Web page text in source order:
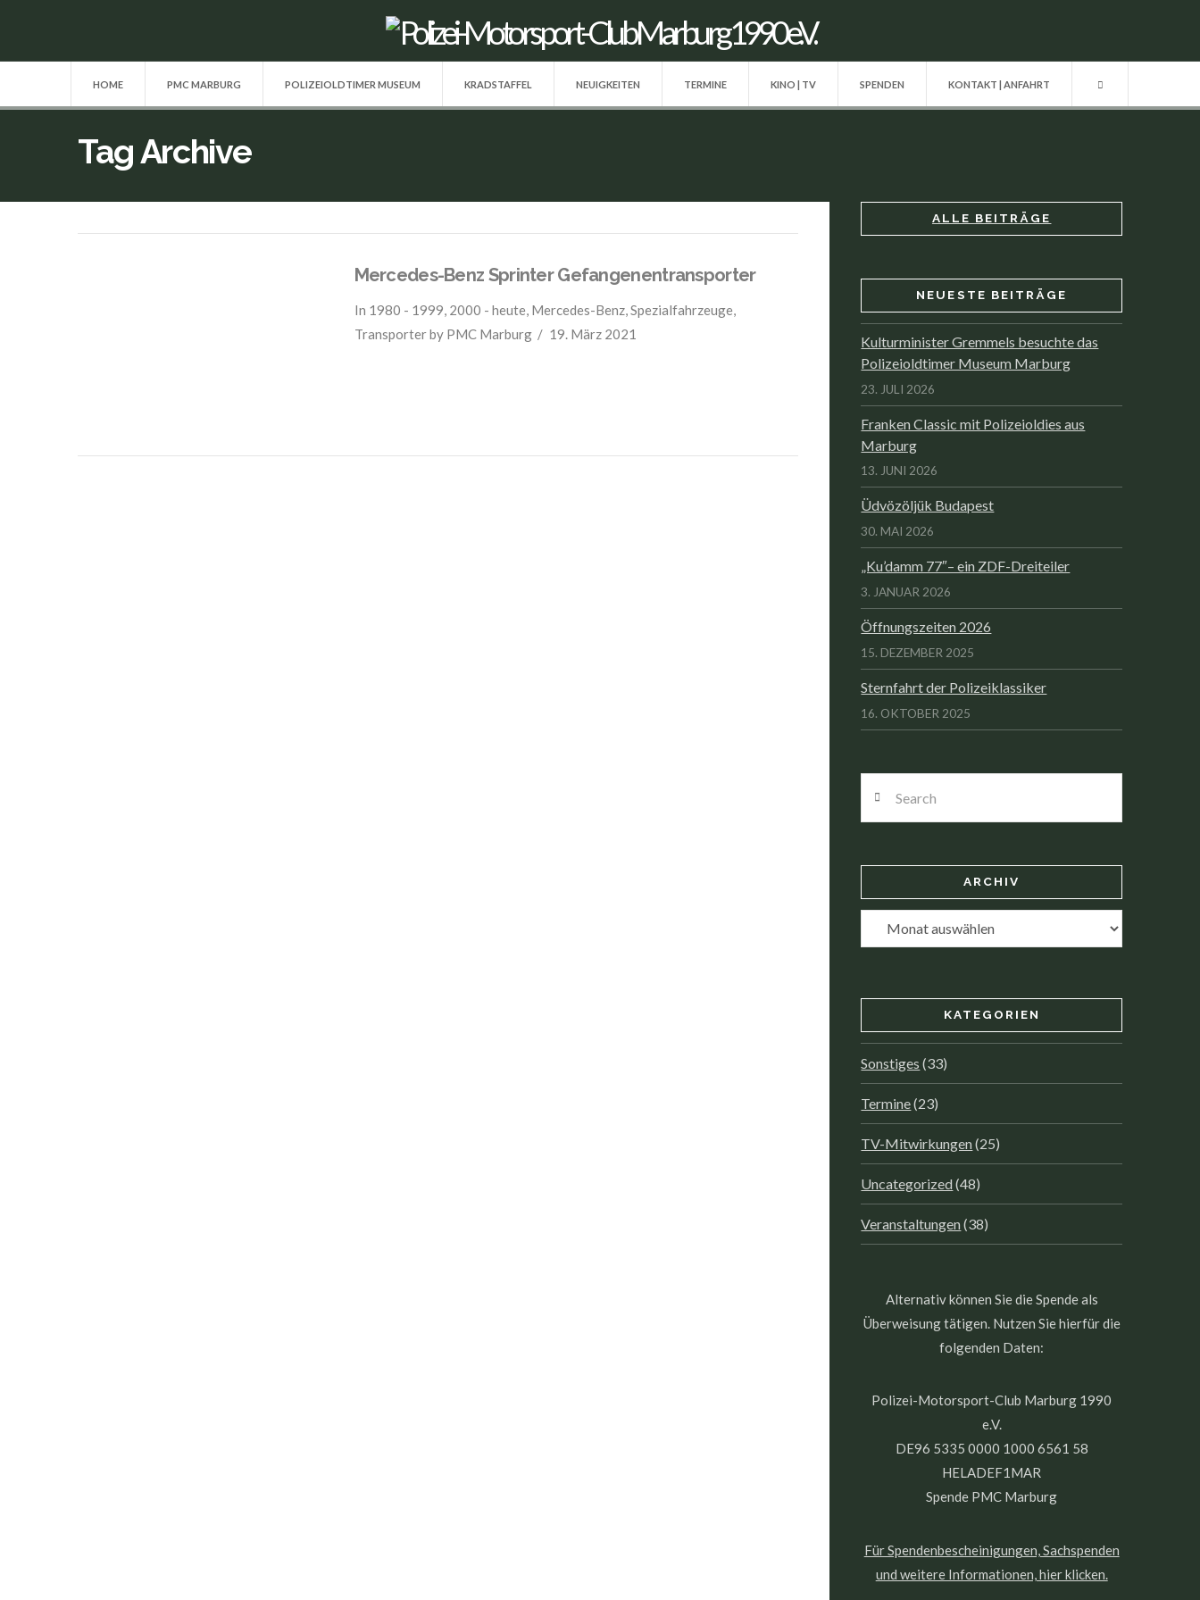
HOME PMC MARBURG POLIZEIOLDTIMER MUSEUM KRADSTAFFEL NEUIGKEITEN TERMINE KINO | TV SPENDEN KONTAKT | ANFAHRT
Tag Archive
Mercedes-Benz Sprinter Gefangenentransporter
In 1980 - 1999, 2000 - heute, Mercedes-Benz,Spezialfahrzeuge,
Transporterby PMC Marburg 19. März 2021
ALLE BEITRÄGE
NEUESTE BEITRÄGE
Kulturminister Gremmels besuchte das
Polizeioldtimer Museum Marburg
23. JULI 2026
Franken Classic mit Polizeioldies aus
Marburg
13. JUNI 2026
Üdvözöljük Budapest
30. MAI 2026
„Ku’damm 77″– ein ZDF-Dreiteiler
3. JANUAR 2026
Öffnungszeiten 2026
15. DEZEMBER 2025
Sternfahrt der Polizeiklassiker
16. OKTOBER 2025
ARCHIV
Archiv
KATEGORIEN
Sonstiges (33)
Termine(23)
TV-Mitwirkungen(25)
Uncategorized(48)
Veranstaltungen(38)
Alternativ können Sie die Spende als
Überweisung tätigen. Nutzen Sie hierfür die
folgenden Daten:
Polizei-Motorsport-Club Marburg 1990
e.V.
DE96 5335 0000 1000 6561 58
HELADEF1MAR
Spende PMC Marburg
Für Spendenbescheinigungen, Sachspenden
und weitere Informationen, hier klicken.